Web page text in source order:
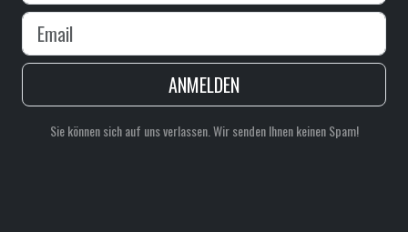
ANMELDEN
Sie können sich auf uns verlassen. Wir senden Ihnen keinen Spam!